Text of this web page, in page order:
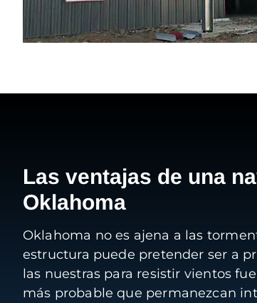
Las ventajas de una
Oklahoma
Oklahoma no es ajena a las
estructura puede pretender ser a
las nuestras para resistir vientos
más probable que permanezcan